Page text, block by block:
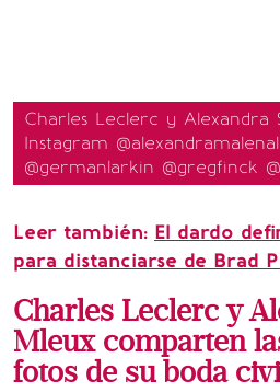
Charles Leclerc y Alexandra
Instagram
@germanlarkin @gregfinck
Leer también: El dardo
para distanciarse de Brad
Charles Leclerc y
Mleux comparten
fotos de su boda